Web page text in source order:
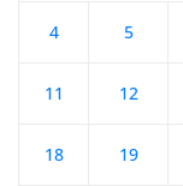
4 5
11 12
18 19